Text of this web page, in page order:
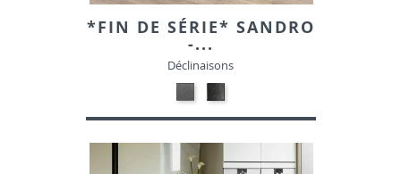
*FIN DE SÉRIE* SANDRO
-...
Déclinaisons
17-
GRIS
50176B-
21-
TISSU
Contre
plaqué
frêne
ASH04
noir